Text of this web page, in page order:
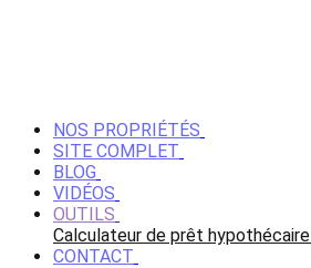
NOS PROPRIÉTÉS
SITE COMPLET
BLOG
VIDÉOS
OUTILS
Calculateur de prêt hypothécaire
CONTACT